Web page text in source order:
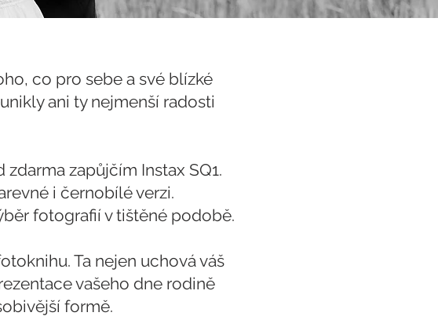
co pro sebe a své blízké
ani ty nejmenší radosti
zdarma zapůjčím Instax SQ1.
né i černobílé verzi.
fotografií v tištěné podobě.
Ta nejen uchová váš
vašeho dne rodině
formě.